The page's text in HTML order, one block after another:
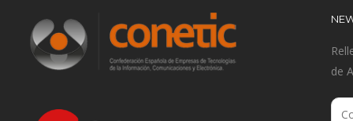
de